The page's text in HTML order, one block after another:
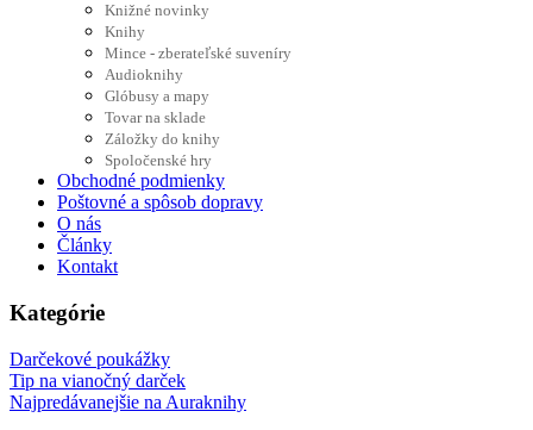
Knižné novinky
Knihy
Mince - zberateľské suveníry
Audioknihy
Glóbusy a mapy
Tovar na sklade
Záložky do knihy
Spoločenské hry
Obchodné podmienky
Poštovné a spôsob dopravy
O nás
Články
Kontakt
Kategórie
Darčekové poukážky
Tip na vianočný darček
Najpredávanejšie na Auraknihy